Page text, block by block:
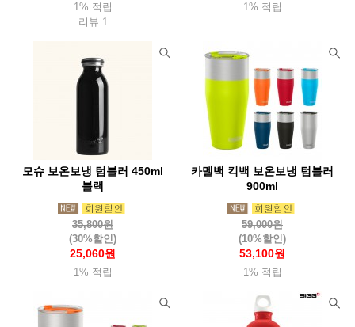
1% 적립
리뷰 1
1% 적립
모슈 보온보냉 텀블러 450ml
블랙
35,800원
(30%할인)
25,060원
1% 적립
카멜백 킥백 보온보냉 텀블러
900ml
59,000원
(10%할인)
53,100원
1% 적립